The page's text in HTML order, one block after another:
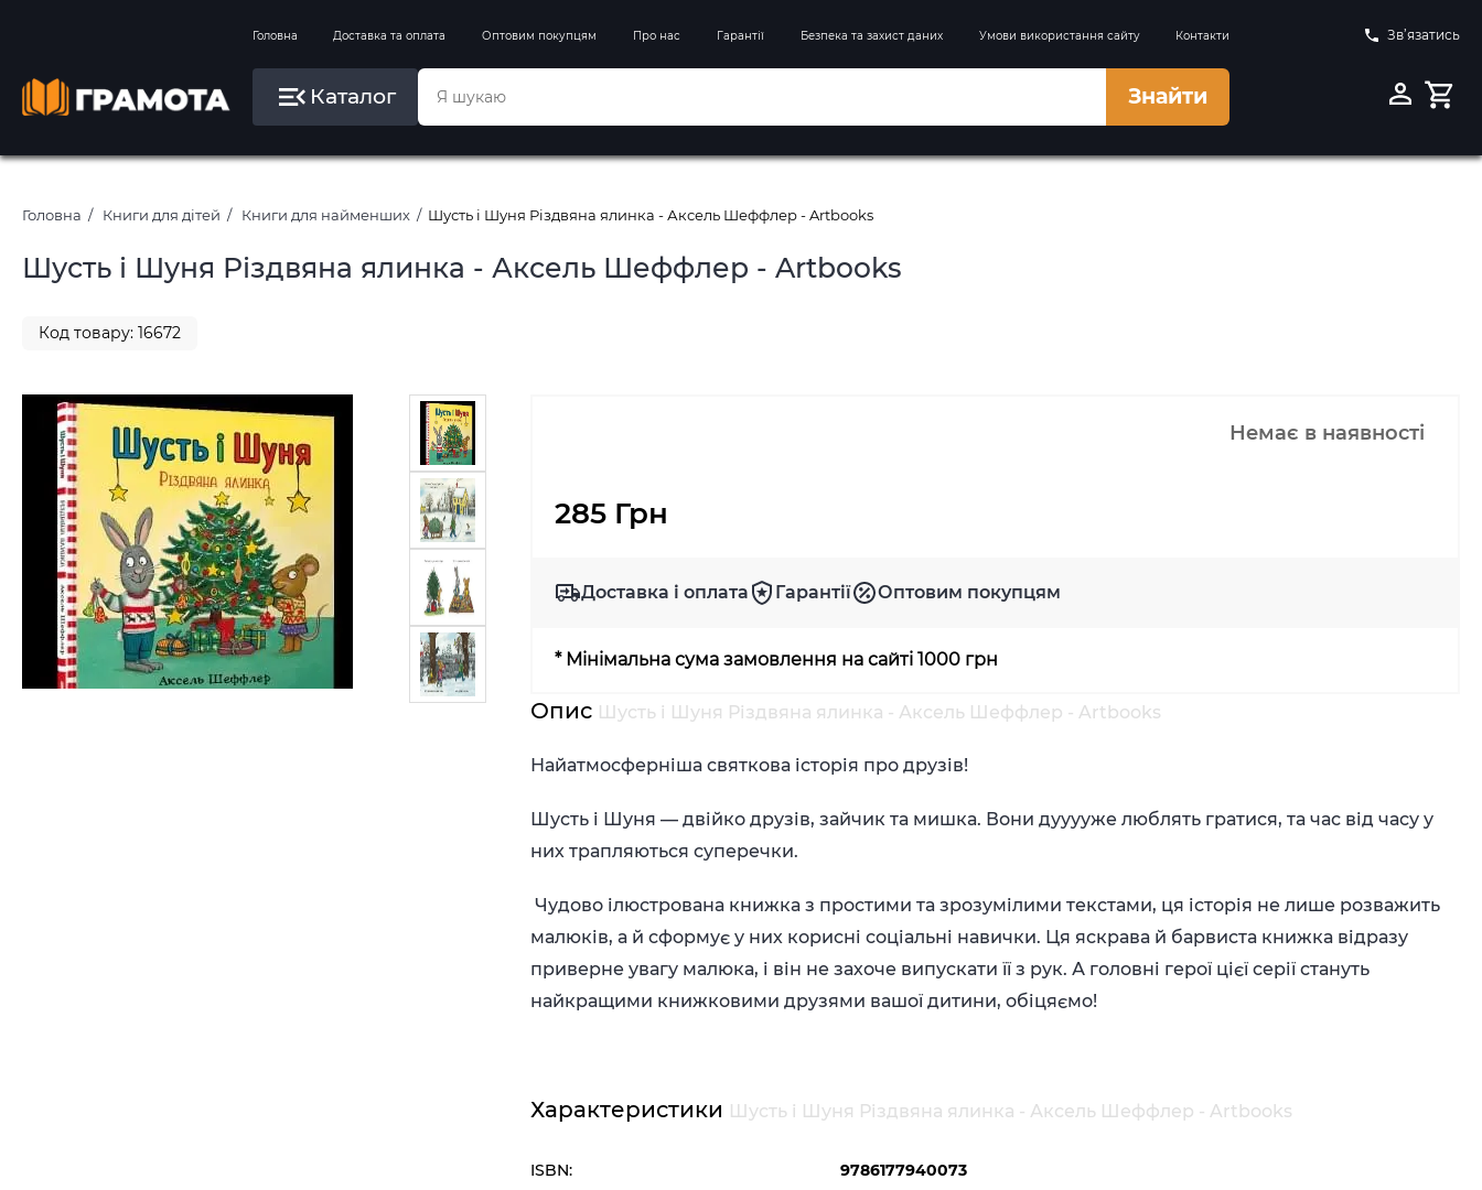
Головна Доставка та оплата Оптовим покупцям Про нас Гарантії Безпека та захист даних Умови використання сайту Контакти Зв’язатись
Каталог Знайти
Вправи на зимові канікули
Літо, пляж, плавання, басейни
Картини за номерами
Головна Книги для дітей Книги для найменших Шусть і Шуня Різдвяна ялинка - Аксель Шеффлер - Artbooks
Шусть і Шуня Різдвяна ялинка - Аксель Шеффлер - Artbooks
Код товару: 16672
Немає в наявності
285 Грн
Доставка і оплата Гарантії Оптовим покупцям
* Мінімальна сума замовлення на сайті 1000 грн
Опис Шусть і Шуня Різдвяна ялинка - Аксель Шеффлер - Artbooks
Найатмосферніша святкова історія про друзів!
Шусть і Шуня — двійко друзів, зайчик та мишка. Вони дууууже люблять гратися, та час від часу у
них трапляються суперечки.
Чудово ілюстрована книжка з простими та зрозумілими текстами, ця історія не лише розважить
малюків, а й сформує у них корисні соціальні навички. Ця яскрава й барвиста книжка відразу
приверне увагу малюка, і він не захоче випускати її з рук. А головні герої цієї серії стануть
найкращими книжковими друзями вашої дитини, обіцяємо!
Характеристики Шусть і Шуня Різдвяна ялинка - Аксель Шеффлер - Artbooks
ISBN: 9786177940073